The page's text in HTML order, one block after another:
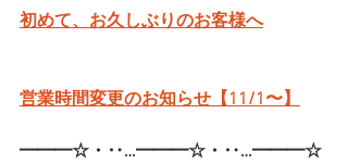
初めて、お久しぶりのお客様へ
営業時間変更のお知らせ【11/1〜】
━━━☆・‥…━━━☆・‥…━━━☆